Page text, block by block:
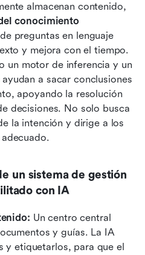
almacenan contenido,
conocimiento
preguntas en lenguaje
y mejora con el tiempo.
un motor de inferencia y un
a sacar conclusiones
apoyando la resolución
decisiones. No solo busca
la intención y dirige a los
un sistema de gestión
con IA
Un centro central
y guías. La IA
y etiquetarlos, para que el